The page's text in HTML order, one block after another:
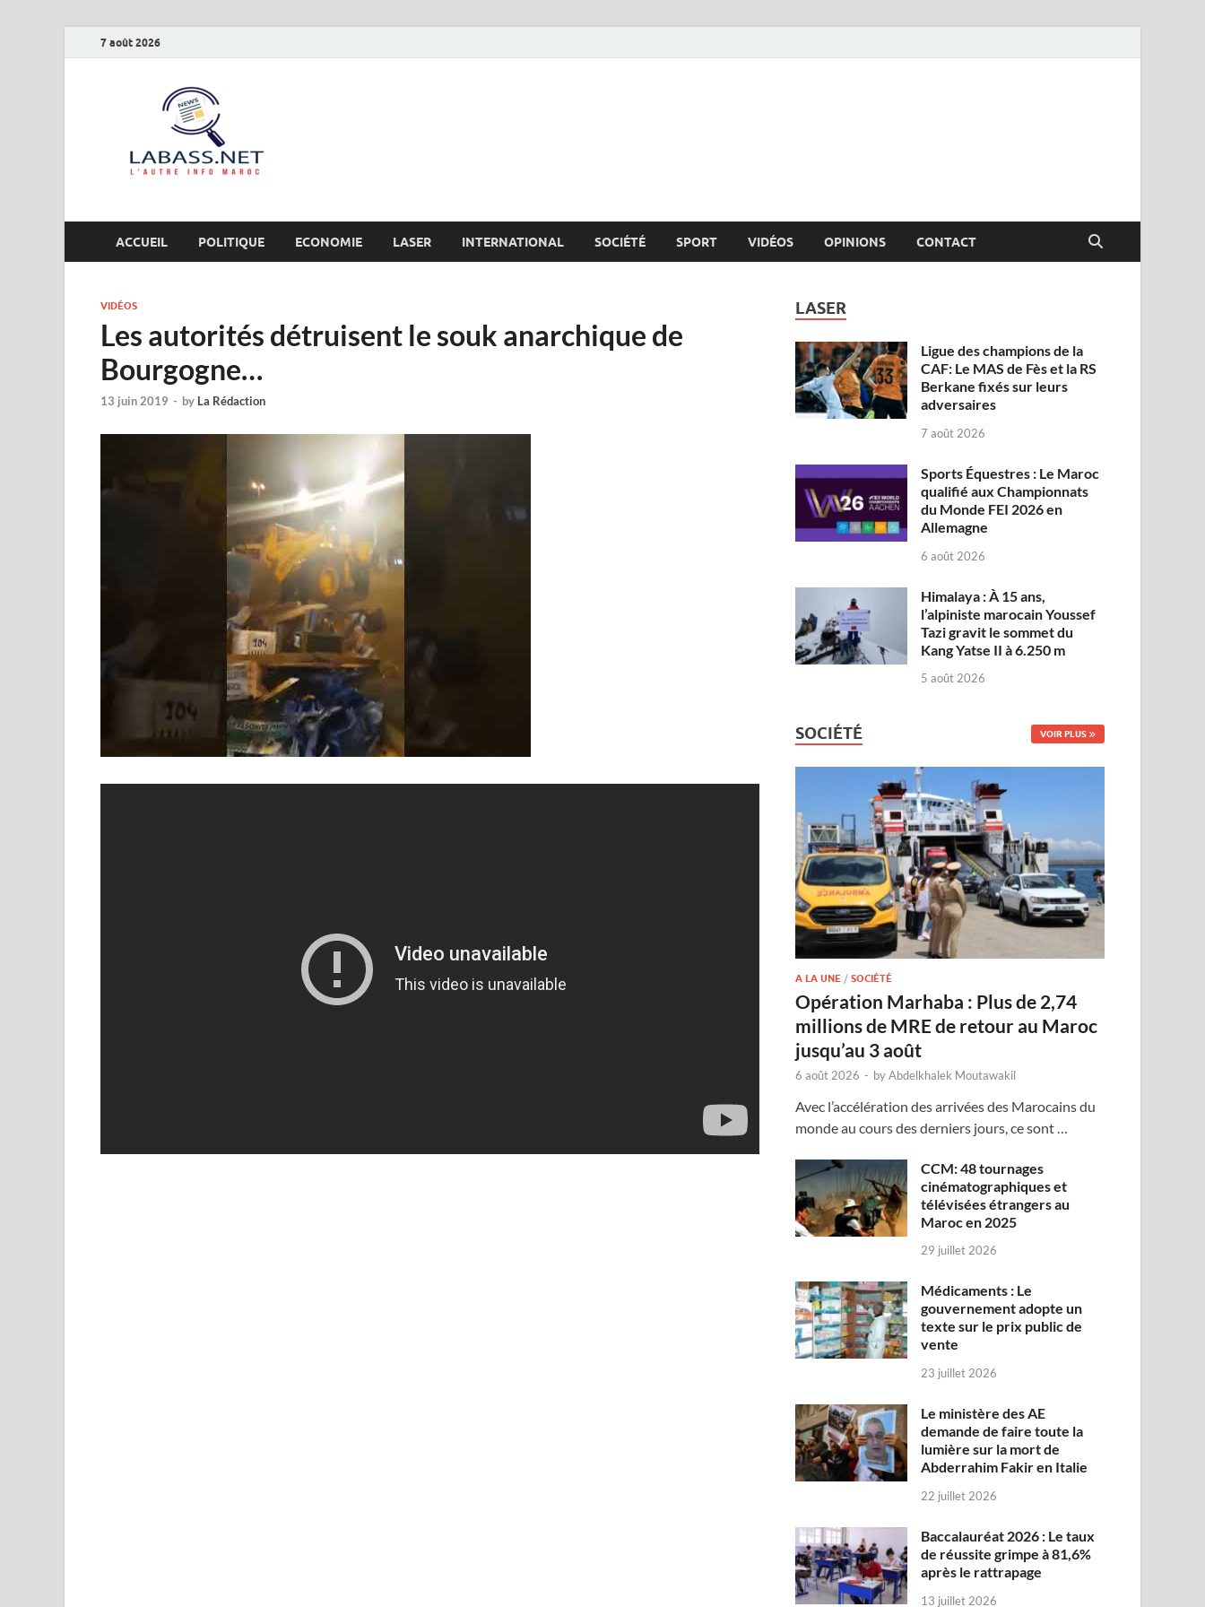
7 août 2026
ACCUEIL POLITIQUE ECONOMIE LASER INTERNATIONAL SOCIÉTÉ SPORT VIDÉOS OPINIONS CONTACT
VIDÉOS
Les autorités détruisent le souk anarchique de
Bourgogne…
13 juin 2019 - by La Rédaction
LASER
Ligue des champions de la
CAF: Le MAS de Fès et la RS
Berkane fixés sur leurs
adversaires
7 août 2026
Sports Équestres : Le Maroc
qualifié aux Championnats
du Monde FEI 2026 en
Allemagne
6 août 2026
Himalaya : À 15 ans,
l’alpiniste marocain Youssef
Tazi gravit le sommet du
Kang Yatse II à 6.250 m
5 août 2026
SOCIÉTÉ VOIR PLUS
A LA UNE /SOCIÉTÉ
Opération Marhaba : Plus de 2,74
millions de MRE de retour au Maroc
jusqu’au 3 août
6 août 2026 - byAbdelkhalek Moutawakil
Avec l’accélération des arrivées des Marocains du
monde au cours des derniers jours, ce sont …
CCM: 48 tournages
cinématographiques et
télévisées étrangers au
Maroc en 2025
29 juillet 2026
Médicaments : Le
gouvernement adopte un
texte sur le prix public de
vente
23 juillet 2026
Le ministère des AE
demande de faire toute la
lumière sur la mort de
Abderrahim Fakir en Italie
22 juillet 2026
Baccalauréat 2026 : Le taux
de réussite grimpe à 81,6%
après le rattrapage
13 juillet 2026